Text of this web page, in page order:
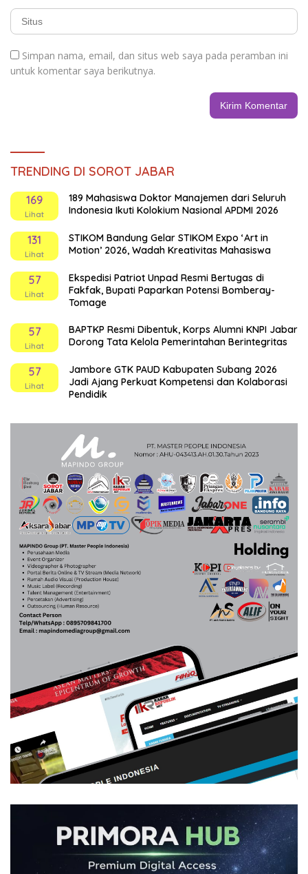
Simpan nama, email, dan situs web saya pada peramban ini
untuk komentar saya berikutnya.
TRENDING DI SOROT JABAR
169
Lihat
189 Mahasiswa Doktor Manajemen dari Seluruh
Indonesia Ikuti Kolokium Nasional APDMI 2026
131
Lihat
STIKOM Bandung Gelar STIKOM Expo ‘Art in
Motion’ 2026, Wadah Kreativitas Mahasiswa
57
Lihat
Ekspedisi Patriot Unpad Resmi Bertugas di
Fakfak, Bupati Paparkan Potensi Bomberay-
Tomage
57
Lihat
BAPTKP Resmi Dibentuk, Korps Alumni KNPI Jabar
Dorong Tata Kelola Pemerintahan Berintegritas
57
Lihat
Jambore GTK PAUD Kabupaten Subang 2026
Jadi Ajang Perkuat Kompetensi dan Kolaborasi
Pendidik